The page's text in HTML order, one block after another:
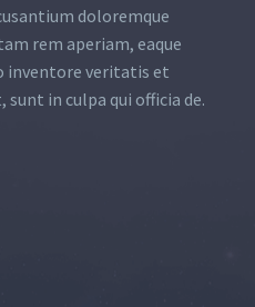
doloremque
rem aperiam, eaque
inventore veritatis et
sunt in culpa qui officia de.